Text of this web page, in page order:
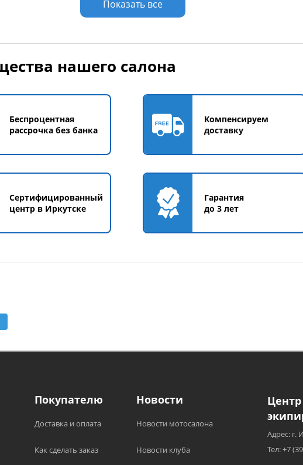
Показать все
нашего салона
Беспроцентная
рассрочка без банка
Компенсируем
доставку
Сертифицированный
центр в Иркутске
Гарантия
до 3 лет
Покупателю
Доставка и оплата
Как сделать заказ
Новости
Новости мотосалона
Новости клуба
Адрес: г.
Тел: +7